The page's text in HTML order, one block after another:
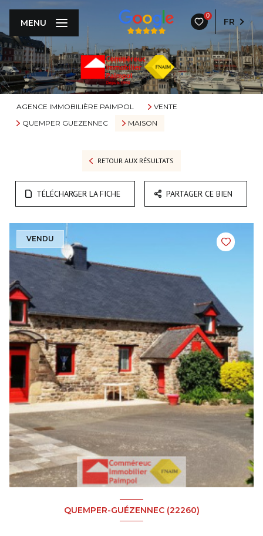
0
FR
MENU
AGENCE IMMOBILIÈRE PAIMPOL
VENTE
QUEMPER GUEZENNEC
MAISON
RETOUR AUX RÉSULTATS
TÉLÉCHARGER LA FICHE PARTAGER CE BIEN
VENDU
QUEMPER-GUÉZENNEC (22260)